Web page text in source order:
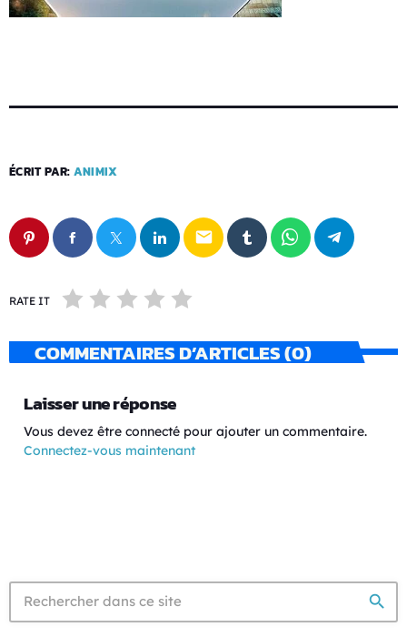
ÉCRIT PAR: ANIMIX
email
RATE IT
COMMENTAIRES D’ARTICLES (0)
Laisser une réponse
Vous devez être connecté pour ajouter un commentaire.
Connectez-vous maintenant
search